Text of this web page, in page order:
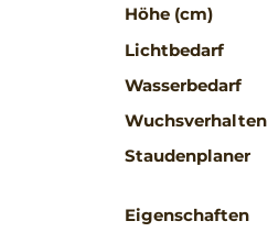
Höhe (cm)
Lichtbedarf
Wasserbedarf
Wuchsverhalten
Staudenplaner
Eigenschaften